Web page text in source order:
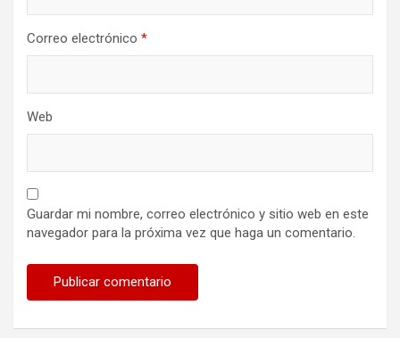
Correo electrónico *
Web
Guardar mi nombre, correo electrónico y sitio web en este
navegador para la próxima vez que haga un comentario.